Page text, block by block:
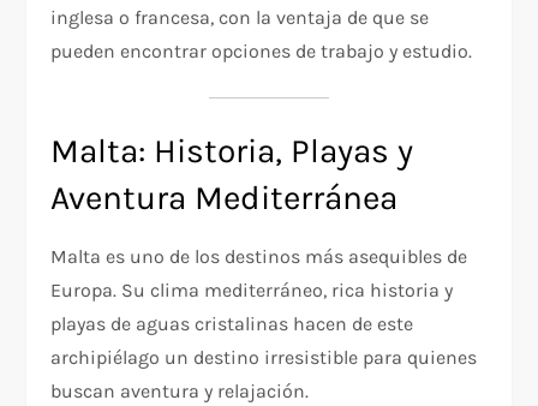
inglesa o francesa, con la ventaja de que se
pueden encontrar opciones de trabajo y estudio.
Malta: Historia, Playas y
Aventura Mediterránea
Malta es uno de los destinos más asequibles de
Europa. Su clima mediterráneo, rica historia y
playas de aguas cristalinas hacen de este
archipiélago un destino irresistible para quienes
buscan aventura y relajación.